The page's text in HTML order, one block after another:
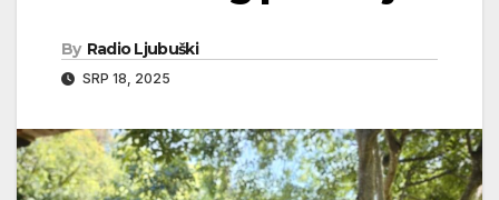
By Radio Ljubuški
SRP 18, 2025